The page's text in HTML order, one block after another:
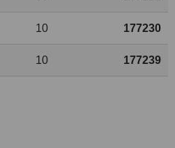
10 177230
10 177239